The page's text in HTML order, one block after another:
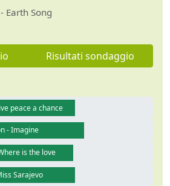
Earth Song
Risultati sondaggio
peace a chance
- Imagine
is the love
Sarajevo